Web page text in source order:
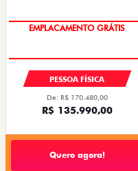
OPORTUNIDADE
PESSOA FÍSICA
De: R$ 170.480,00
R$ 135.990,00
Quero agora!